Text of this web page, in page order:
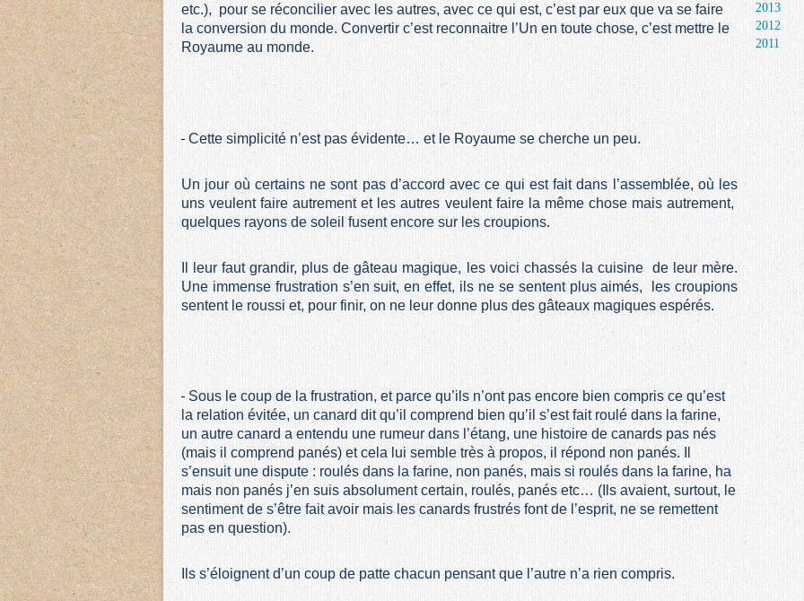
etc.), pour se réconcilier avec les autres, avec ce qui est, c’est par eux que va se faire
la conversion du monde. Convertir c’est reconnaitre l’Un en toute chose, c’est mettre le
Royaume au monde.
Cette simplicité n’est pas évidente… et le Royaume se cherche un peu.
Un jour où certains ne sont pas d’accord avec ce qui est fait dans l’assemblée, où les
uns veulent faire autrement et les autres veulent faire la même chose mais autrement,
quelques rayons de soleil fusent encore sur les croupions.
Il leur faut grandir, plus de gâteau magique, les voici chassés la cuisine de leur mère.
Une immense frustration s’en suit, en effet, ils ne se sentent plus aimés, les croupions
sentent le roussi et, pour finir, on ne leur donne plus des gâteaux magiques espérés.
Sous le coup de la frustration, et parce qu’ils n’ont pas encore bien compris ce qu’est
la relation évitée, un canard dit qu’il comprend bien qu’il s’est fait roulé dans la farine,
un autre canard a entendu une rumeur dans l’étang, une histoire de canards pas nés
(mais il comprend panés) et cela lui semble très à propos, il répond non panés. Il
s’ensuit une dispute : roulés dans la farine, non panés, mais si roulés dans la farine, ha
mais non panés j’en suis absolument certain, roulés, panés etc… (Ils avaient, surtout, le
sentiment de s’être fait avoir mais les canards frustrés font de l’esprit, ne se remettent
pas en question).
Ils s’éloignent d’un coup de patte chacun pensant que l’autre n’a rien compris.
2013
2012
2011